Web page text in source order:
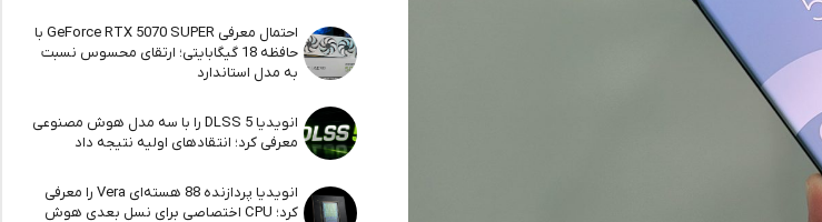
احتمال معرفی GeForce RTX 5070 SUPER با
حافظه 18 گیگابایتی؛ ارتقای محسوس نسبت
به مدل استاندارد
انویدیا DLSS 5 را با سه مدل هوش مصنوعی
معرفی کرد؛ انتقادهای اولیه نتیجه داد
انویدیا پردازنده 88 هسته‌ای Vera را معرفی
کرد؛ CPU اختصاصی برای نسل بعدی هوش